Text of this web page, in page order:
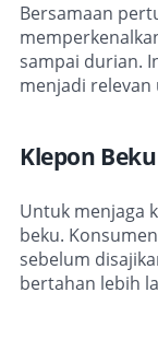
Bersamaan
sampai durian.
menjadi
Klepon Beku
Untuk menjaga
beku.
sebelum
bertahan lebih